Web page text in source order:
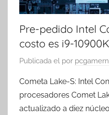
Pre-pedido Intel
costo es i9-
Publicada el por
Cometa Lake-S: Intel
procesadores Comet
actualizado a diez